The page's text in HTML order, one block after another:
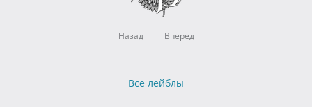
Назад Вперед
Все лейблы